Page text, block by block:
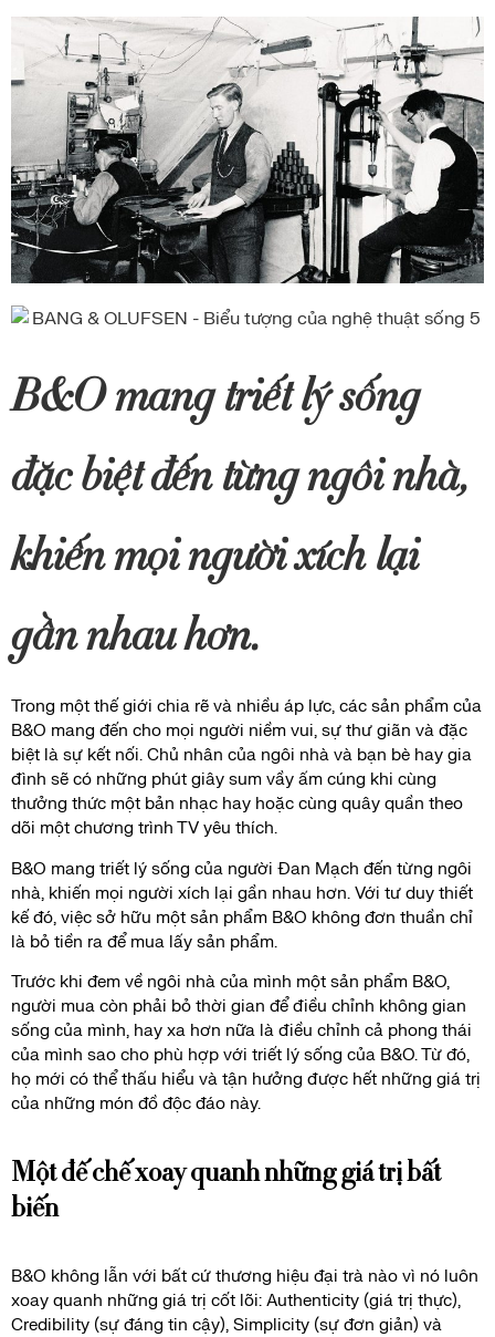
B&O mang triết lý sống
đặc biệt đến từng ngôi nhà,
khiến mọi người xích lại
gần nhau hơn.
Trong một thế giới chia rẽ và nhiều áp lực, các sản phẩm của
B&O mang đến cho mọi người niềm vui, sự thư giãn và đặc
biệt là sự kết nối. Chủ nhân của ngôi nhà và bạn bè hay gia
đình sẽ có những phút giây sum vầy ấm cúng khi cùng
thưởng thức một bản nhạc hay hoặc cùng quây quần theo
dõi một chương trình TV yêu thích.
B&O mang triết lý sống của người Đan Mạch đến từng ngôi
nhà, khiến mọi người xích lại gần nhau hơn. Với tư duy thiết
kế đó, việc sở hữu một sản phẩm B&O không đơn thuần chỉ
là bỏ tiền ra để mua lấy sản phẩm.
Trước khi đem về ngôi nhà của mình một sản phẩm B&O,
người mua còn phải bỏ thời gian để điều chỉnh không gian
sống của mình, hay xa hơn nữa là điều chỉnh cả phong thái
của mình sao cho phù hợp với triết lý sống của B&O. Từ đó,
họ mới có thể thấu hiểu và tận hưởng được hết những giá trị
của những món đồ độc đáo này.
Một đế chế xoay quanh những giá trị bất
biến
B&O không lẫn với bất cứ thương hiệu đại trà nào vì nó luôn
xoay quanh những giá trị cốt lõi: Authenticity (giá trị thực),
Credibility (sự đáng tin cậy), Simplicity (sự đơn giản) và